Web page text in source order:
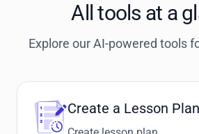
All tools at a
Explore our AI-powered tools
Create a Lesson Plan